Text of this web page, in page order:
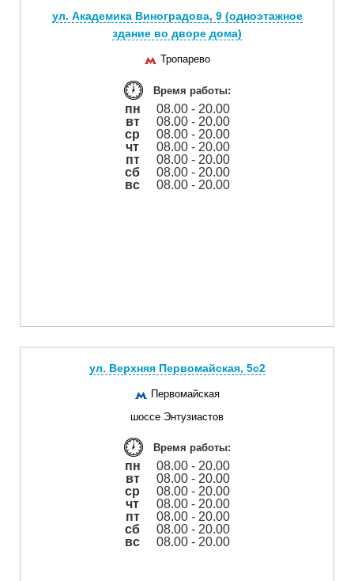
ул. Академика Виноградова, 9 (одноэтажное
здание во дворе дома)
Тропарево
Время работы:
пн
08.00 - 20.00
вт
08.00 - 20.00
ср
08.00 - 20.00
чт
08.00 - 20.00
пт
08.00 - 20.00
сб
08.00 - 20.00
вс
08.00 - 20.00
ул. Верхняя Первомайская, 5с2
Первомайская
шоссе Энтузиастов
Время работы:
пн
08.00 - 20.00
вт
08.00 - 20.00
ср
08.00 - 20.00
чт
08.00 - 20.00
пт
08.00 - 20.00
сб
08.00 - 20.00
вс
08.00 - 20.00